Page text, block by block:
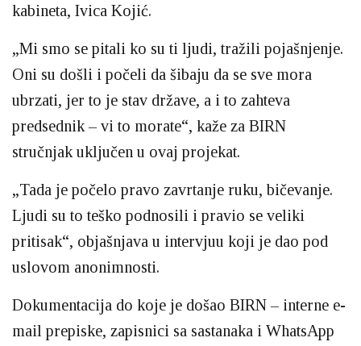
kabineta, Ivica Kojić.
„Mi smo se pitali ko su ti ljudi, tražili pojašnjenje.
Oni su došli i počeli da šibaju da se sve mora
ubrzati, jer to je stav države, a i to zahteva
predsednik – vi to morate“, kaže za BIRN
stručnjak uključen u ovaj projekat.
„Tada je počelo pravo zavrtanje ruku, bičevanje.
Ljudi su to teško podnosili i pravio se veliki
pritisak“, objašnjava u intervjuu koji je dao pod
uslovom anonimnosti.
Dokumentacija do koje je došao BIRN – interne e-
mail prepiske, zapisnici sa sastanaka i WhatsApp